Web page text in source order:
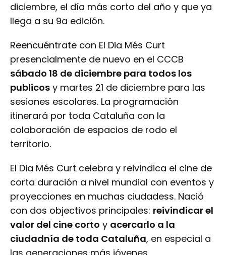
diciembre, el día más corto del año y que ya
llega a su 9a edición.
Reencuéntrate con El Dia Més Curt
presencialmente de nuevo en el CCCB
sábado 18 de diciembre para todos los
publicos y martes 21 de diciembre para las
sesiones escolares. La programación
itinerará por toda Cataluña con la
colaboración de espacios de rodo el
territorio.
El Dia Més Curt celebra y reivindica el cine de
corta duración a nivel mundial con eventos y
proyecciones en muchas ciudadess. Nació
con dos objectivos principales: reivindicar el
valor del cine corto y acercarlo a la
ciudadnía de toda Cataluña, en especial a